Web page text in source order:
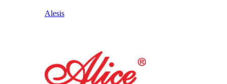
Alesis